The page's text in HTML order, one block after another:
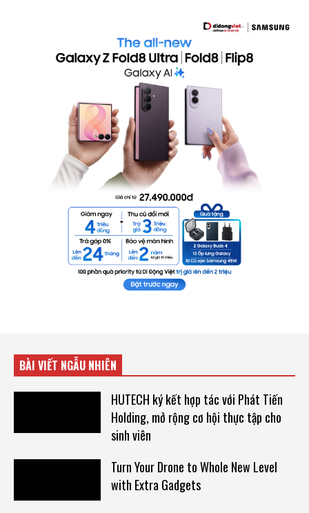
BÀI VIẾT NGẪU NHIÊN
HUTECH ký kết hợp tác với Phát Tiến
Holding, mở rộng cơ hội thực tập cho
sinh viên
Turn Your Drone to Whole New Level
with Extra Gadgets